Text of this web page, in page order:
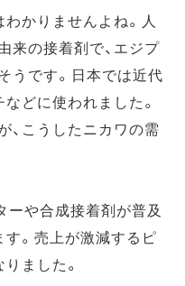
かりませんよね。人
来の接着剤で、エジプ
うです。日本では近代
どに使われました。
、こうしたニカワの需
ーや合成接着剤が普及
す。売上が激減するピ
ました。